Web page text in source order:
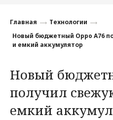
Финансы
Наука
Культура
Общество
Главная
Технологии
Новый бюджетный Oppo A76
и емкий аккумулятор
Новый
получил
емкий